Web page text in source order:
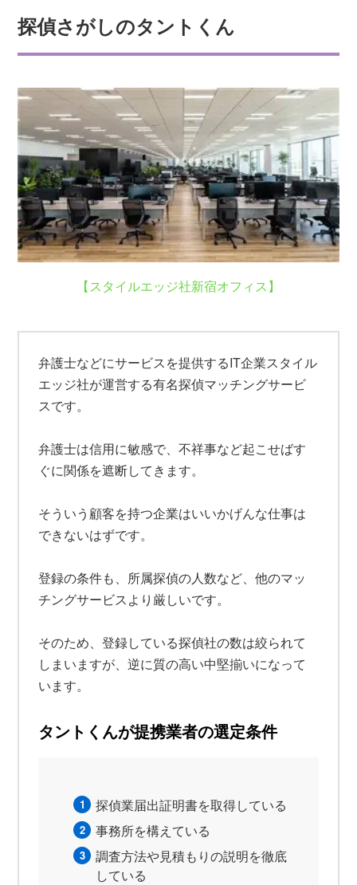
探偵さがしのタントくん
【スタイルエッジ社新宿オフィス】
弁護士などにサービスを提供するIT企業スタイル
エッジ社が運営する有名探偵マッチングサービ
スです。
弁護士は信用に敏感で、不祥事など起こせばす
ぐに関係を遮断してきます。
そういう顧客を持つ企業はいいかげんな仕事は
できないはずです。
登録の条件も、所属探偵の人数など、他のマッ
チングサービスより厳しいです。
そのため、登録している探偵社の数は絞られて
しまいますが、逆に質の高い中堅揃いになって
います。
タントくんが提携業者の選定条件
探偵業届出証明書を取得している
事務所を構えている
調査方法や見積もりの説明を徹底
している